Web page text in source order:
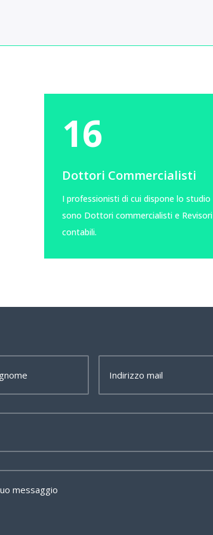
16
Dottori Commercialisti
I professionisti di cui dispone lo studio
sono Dottori commercialisti e Revisori
contabili.